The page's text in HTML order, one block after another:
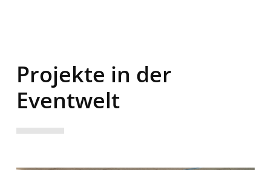
Projekte in der
Eventwelt